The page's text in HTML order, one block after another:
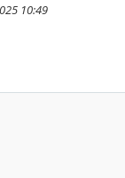
10:49